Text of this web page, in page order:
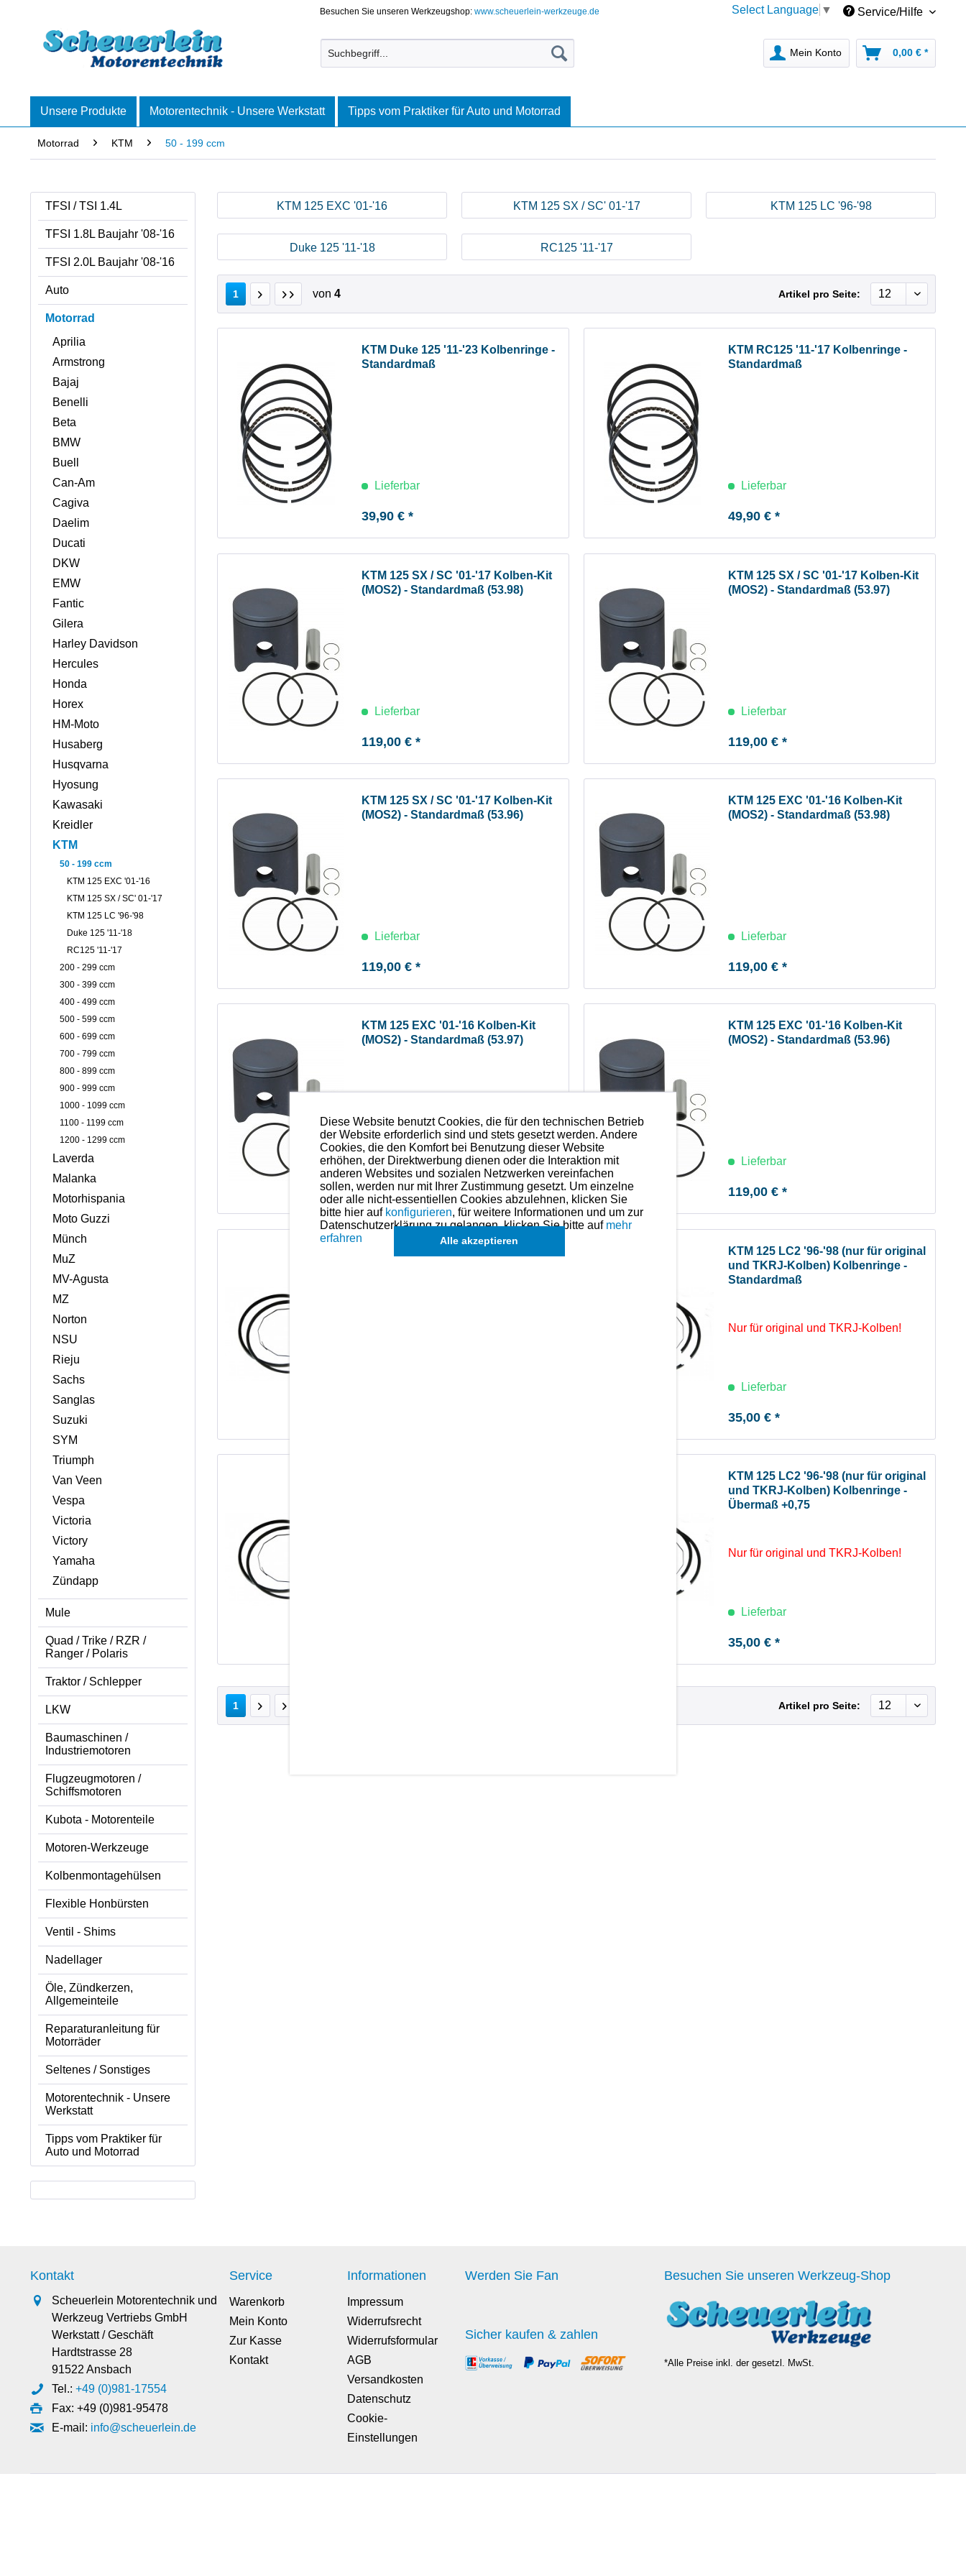
Besuchen Sie unseren Werkzeugshop:www.scheuerlein-werkzeuge.de Select Language ▼ Service/Hilfe
Mein Konto 0,00 € *
Unsere Produkte Motorentechnik - Unsere Werkstatt Tipps vom Praktiker für Auto und Motorrad
Motorrad KTM 50 - 199 ccm
TFSI / TSI 1.4L
TFSI 1.8L Baujahr '08-'16
TFSI 2.0L Baujahr '08-'16
Auto
Motorrad
Aprilia
Armstrong
Bajaj
Benelli
Beta
BMW
Buell
Can-Am
Cagiva
Daelim
Ducati
DKW
EMW
Fantic
Gilera
Harley Davidson
Hercules
Honda
Horex
HM-Moto
Husaberg
Husqvarna
Hyosung
Kawasaki
Kreidler
KTM
50 - 199 ccm
KTM 125 EXC '01-'16
KTM 125 SX / SC' 01-'17
KTM 125 LC '96-'98
Duke 125 '11-'18
RC125 '11-'17
200 - 299 ccm
300 - 399 ccm
400 - 499 ccm
500 - 599 ccm
600 - 699 ccm
700 - 799 ccm
800 - 899 ccm
900 - 999 ccm
1000 - 1099 ccm
1100 - 1199 ccm
1200 - 1299 ccm
Laverda
Malanka
Motorhispania
Moto Guzzi
Münch
MuZ
MV-Agusta
MZ
Norton
NSU
Rieju
Sachs
Sanglas
Suzuki
SYM
Triumph
Van Veen
Vespa
Victoria
Victory
Yamaha
Zündapp
Mule
Quad / Trike / RZR /
Ranger / Polaris
Traktor / Schlepper
LKW
Baumaschinen /
Industriemotoren
Flugzeugmotoren /
Schiffsmotoren
Kubota - Motorenteile
Motoren-Werkzeuge
Kolbenmontagehülsen
Flexible Honbürsten
Ventil - Shims
Nadellager
Öle, Zündkerzen,
Allgemeinteile
Reparaturanleitung für
Motorräder
Seltenes / Sonstiges
Motorentechnik - Unsere
Werkstatt
Tipps vom Praktiker für
Auto und Motorrad
KTM 125 EXC '01-'16 KTM 125 SX / SC' 01-'17 KTM 125 LC '96-'98
Duke 125 '11-'18 RC125 '11-'17
1 von 4 Artikel pro Seite:
KTM Duke 125 '11-'23 Kolbenringe -
Standardmaß
Lieferbar
39,90 € *
KTM RC125 '11-'17 Kolbenringe -
Standardmaß
Lieferbar
49,90 € *
KTM 125 SX / SC '01-'17 Kolben-Kit
(MOS2) - Standardmaß (53.98)
Lieferbar
119,00 € *
KTM 125 SX / SC '01-'17 Kolben-Kit
(MOS2) - Standardmaß (53.97)
Lieferbar
119,00 € *
KTM 125 SX / SC '01-'17 Kolben-Kit
(MOS2) - Standardmaß (53.96)
Lieferbar
119,00 € *
KTM 125 EXC '01-'16 Kolben-Kit
(MOS2) - Standardmaß (53.98)
Lieferbar
119,00 € *
KTM 125 EXC '01-'16 Kolben-Kit
(MOS2) - Standardmaß (53.97)
Lieferbar
119,00 € *
KTM 125 EXC '01-'16 Kolben-Kit
(MOS2) - Standardmaß (53.96)
Lieferbar
119,00 € *
KTM 125 LC2 '96-'98 (nur für original
und TKRJ-Kolben) Kolbenringe -
Standardmaß
Nur für original und TKRJ-Kolben!
Lieferbar
35,00 € *
KTM 125 LC2 '96-'98 (nur für original
und TKRJ-Kolben) Kolbenringe -
Übermaß +0,75
Nur für original und TKRJ-Kolben!
Lieferbar
35,00 € *
1 Artikel pro Seite:
Kontakt
Scheuerlein Motorentechnik und
Werkzeug Vertriebs GmbH
Werkstatt / Geschäft
Hardtstrasse 28
91522 Ansbach
Tel.: +49 (0)981-17554
Fax: +49 (0)981-95478
E-mail: info@scheuerlein.de
Service
Warenkorb
Mein Konto
Zur Kasse
Kontakt
Informationen
Impressum
Widerrufsrecht
Widerrufsformular
AGB
Versandkosten
Datenschutz
Cookie-
Einstellungen
Werden Sie Fan
Sicher kaufen & zahlen
Besuchen Sie unseren Werkzeug-Shop
*Alle Preise inkl. der gesetzl. MwSt.
Diese Website benutzt Cookies, die für den technischen Betrieb
der Website erforderlich sind und stets gesetzt werden. Andere
Cookies, die den Komfort bei Benutzung dieser Website
erhöhen, der Direktwerbung dienen oder die Interaktion mit
anderen Websites und sozialen Netzwerken vereinfachen
sollen, werden nur mit Ihrer Zustimmung gesetzt. Um einzelne
oder alle nicht-essentiellen Cookies abzulehnen, klicken Sie
bitte hier auf konfigurieren, für weitere Informationen und um zur
Datenschutzerklärung zu gelangen, klicken Sie bitte auf mehr
erfahren
Alle akzeptieren